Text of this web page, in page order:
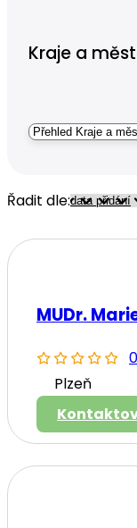
Kraje a
Řadit dle:
MUDr.
0
Plzeň